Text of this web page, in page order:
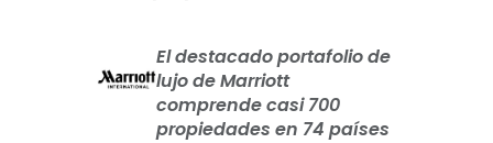
El destacado portafolio de
lujo de Marriott
comprende casi 700
propiedades en 74 países